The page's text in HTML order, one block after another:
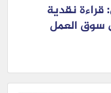
نقدية
سوق العمل